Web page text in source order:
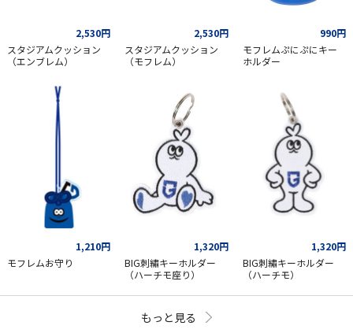
2,530円
スタジアムクッション
（エンブレム）
2,530円
スタジアムクッション
（モフレム）
990円
モフレムぷにぷにキー
ホルダー
1,210円
モフレムお守り
1,320円
BIG刺繡キーホルダー
（ハーチモ座り）
1,320円
BIG刺繡キーホルダー
（ハーチモ）
もっと見る